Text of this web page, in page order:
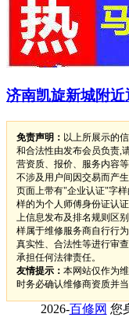
济南凯旋新城附
免责声明： 以上所展示的
和合法性由发布会员负责,
营资质、报价、服务内容
不涉及用户间因交易而产
页面上带有"企业认证"字
样的为个人师傅身份证认
上信息发布及排名规则区
样属于维修服务商自行行
真实性、合法性等进行审
承担任何法律责任。
友情提示： 本网站仅作为
时务必确认维修商资质并
2026-百修网 您